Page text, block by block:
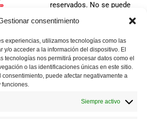
consentimiento
experiencias, utilizamos tecnologías como las
y/o acceder a la información del dispositivo. El
tecnologías nos permitirá procesar datos como el
o las identificaciones únicas en este sitio.
consentimiento, puede afectar negativamente a
funciones.
Siempre activo
reservados. No se puede
distribuir, copiar, publicar o
imágenes que en ella se
contienen, ya sea en todo o
en parte. No se puede tomar
una imagen, ni manipular,
cualquier parte de la misma.